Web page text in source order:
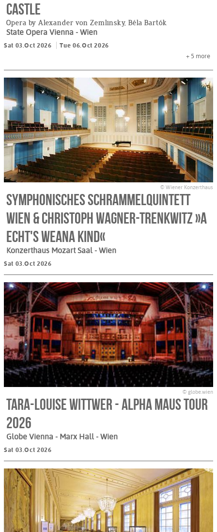
Castle
Opera by Alexander von Zemlinsky, Béla Bartók
State Opera Vienna - Wien
Sat 03.Oct 2026
Tue 06.Oct 2026
+ 5 more
© Wiener Konzerthaus
Symphonisches Schrammelquintett
Wien & Christoph Wagner-Trenkwitz »A
echt's Weana Kind«
Konzerthaus Mozart Saal - Wien
Sat 03.Oct 2026
© globe.wien
Tara-Louise Wittwer - Alpha Maus Tour
2026
Globe Vienna - Marx Hall - Wien
Sat 03.Oct 2026